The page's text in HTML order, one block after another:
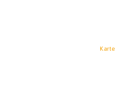
Karte